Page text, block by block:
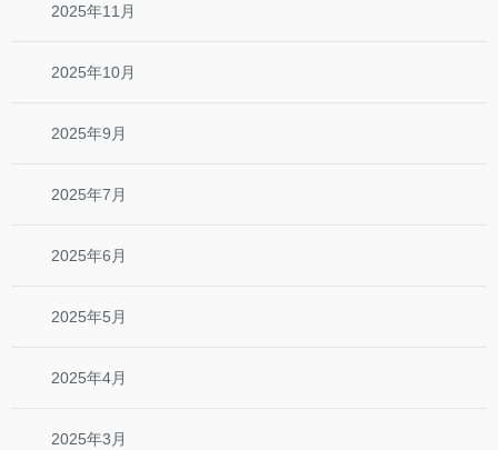
2025年11月
2025年10月
2025年9月
2025年7月
2025年6月
2025年5月
2025年4月
2025年3月